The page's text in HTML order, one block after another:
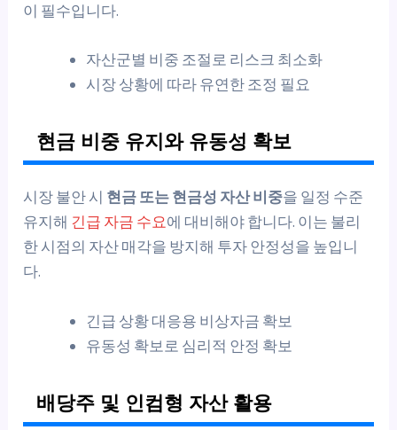
이 필수입니다.
자산군별 비중 조절로 리스크 최소화
시장 상황에 따라 유연한 조정 필요
현금 비중 유지와 유동성 확보
시장 불안 시 현금 또는 현금성 자산 비중을 일정 수준
유지해 긴급 자금 수요에 대비해야 합니다. 이는 불리
한 시점의 자산 매각을 방지해 투자 안정성을 높입니
다.
긴급 상황 대응용 비상자금 확보
유동성 확보로 심리적 안정 확보
배당주 및 인컴형 자산 활용